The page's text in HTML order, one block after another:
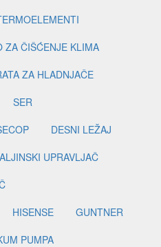
ZA ČIŠĆENJE KLIMA
ZA HLADNJAČE
SER
DESNI LEŽAJ
UPRAVLJAČ
HISENSE
GUNTNER
PUMPA